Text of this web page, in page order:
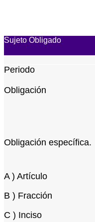
Sujeto Obligado
Periodo
Obligación
Obligación específica.
A ) Artículo
B ) Fracción
C ) Inciso